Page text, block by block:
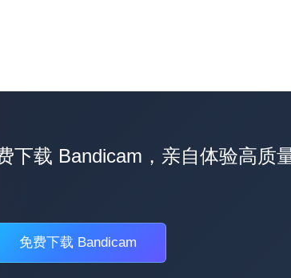
下载 Bandicam，亲自体验高质
免费下载 Bandicam